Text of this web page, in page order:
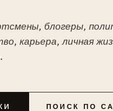
блогеры,
карьера, личная
ПОИСК ПО